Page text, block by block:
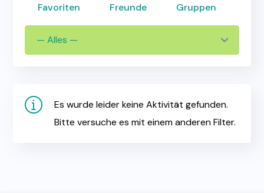
Favoriten Freunde Gruppen
Es wurde leider keine Aktivität gefunden.
Bitte versuche es mit einem anderen Filter.